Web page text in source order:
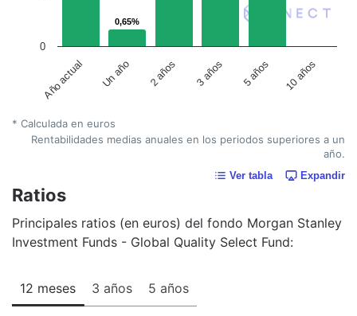
0,65%
0,65%
Año actual Un año 2 años 3 años 5 años 10 años
0
* Calculada en euros
Rentabilidades medias anuales en los periodos superiores a un
año.
Ver tabla Expandir
Ratios
Principales ratios (en euros) del fondo Morgan Stanley
Investment Funds - Global Quality Select Fund:
12 meses 3 años 5 años